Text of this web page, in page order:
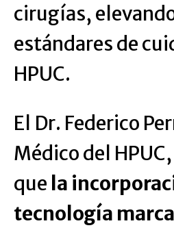
cirugías,
estándares de
HPUC.
El Dr. Federico
Médico del
que la
tecnología